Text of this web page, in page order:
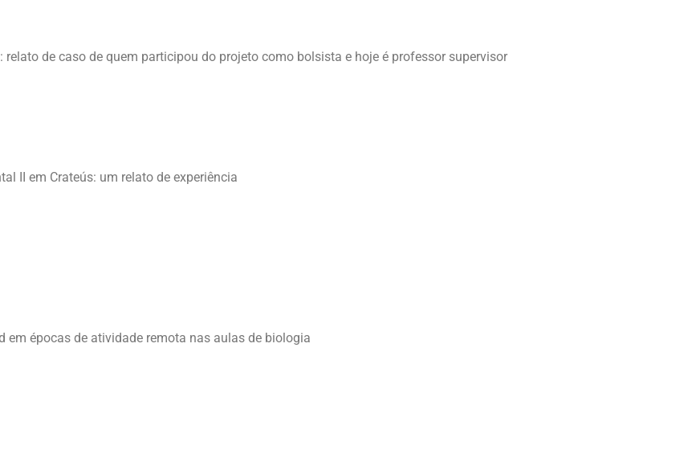
de caso de quem participou do projeto como bolsista e hoje é professor supervisor
II em Crateús: um relato de experiência
épocas de atividade remota nas aulas de biologia